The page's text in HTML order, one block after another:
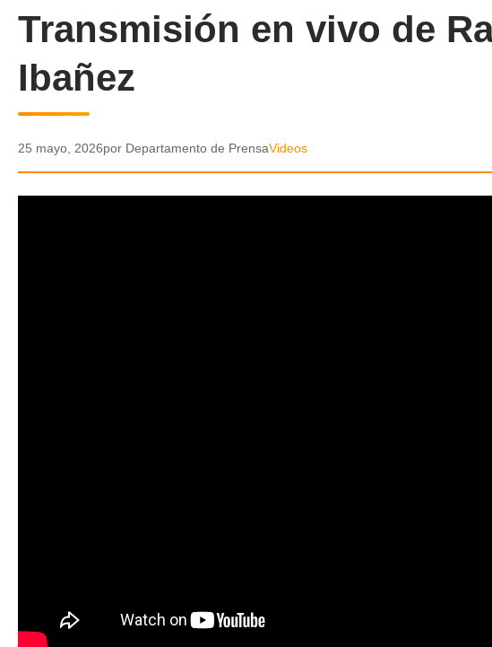
Transmisión en vivo de
Ibañez
25 mayo, 2026por Departamento de PrensaVideos